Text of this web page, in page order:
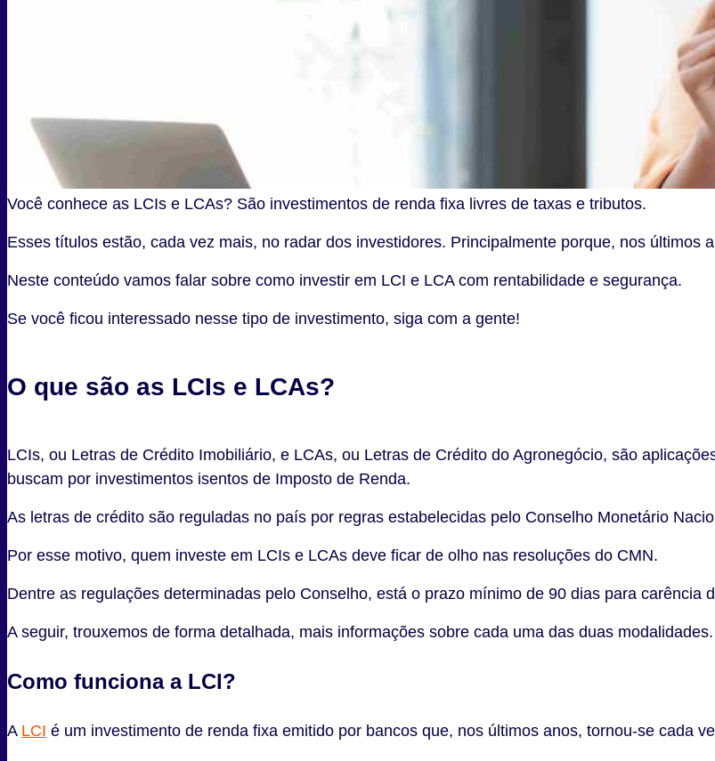
Você conhece as LCIs e LCAs? São investimentos de renda fixa livres de taxas e tributos.
Esses títulos estão, cada vez mais, no radar dos investidores. Principalmente porque, nos
Neste conteúdo vamos falar sobre como investir em LCI e LCA com rentabilidade e segurança.
Se você ficou interessado nesse tipo de investimento, siga com a gente!
O que são as LCIs e LCAs?
LCIs, ou Letras de Crédito Imobiliário, e LCAs, ou Letras de Crédito do Agronegócio, são
buscam por investimentos isentos de Imposto de Renda.
As letras de crédito são reguladas no país por regras estabelecidas pelo Conselho Monetário
Por esse motivo, quem investe em LCIs e LCAs deve ficar de olho nas resoluções do CMN.
Dentre as regulações determinadas pelo Conselho, está o prazo mínimo de 90 dias para carência
A seguir, trouxemos de forma detalhada, mais informações sobre cada uma das duas modalidades.
Como funciona a LCI?
A LCI é um investimento de renda fixa emitido por bancos que, nos últimos anos, tornou-se cada